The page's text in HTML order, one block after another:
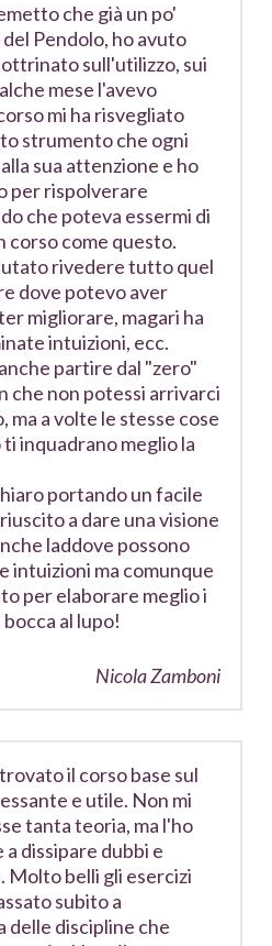
che già un po'
Pendolo, ho avuto
sull'utilizzo, sui
mese l'avevo
mi ha risvegliato
strumento che ogni
sua attenzione e ho
per rispolverare
che poteva essermi di
corso come questo.
rivedere tutto quel
dove potevo aver
migliorare, magari ha
intuizioni, ecc.
partire dal "zero"
che non potessi arrivarci
ma a volte le stesse cose
inquadrano meglio la
portando un facile
a dare una visione
laddove possono
intuizioni ma comunque
per elaborare meglio i
al lupo!
Nicola Zamboni
il corso base sul
e utile. Non mi
tanta teoria, ma l'ho
dissipare dubbi e
Molto belli gli esercizi
subito a
delle discipline che